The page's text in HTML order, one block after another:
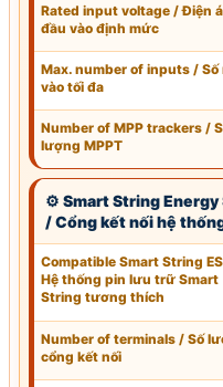
Rated input voltage /Điện
đầu vào định mức
Max. number of inputs / Số
vào tối đa
Number of MPP trackers /
lượng MPPT
⚙ Smart String
/ Cổng kết nối hệ
Compatible Smart String
Hệ thống pin lưu trữ Smart
String tương thích
Number of terminals / Số
cổng kết nối